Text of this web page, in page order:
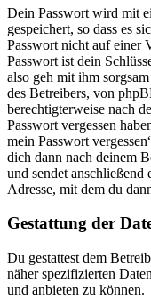
Dein Passwort wird mit
gespeichert, so dass es
Passwort nicht auf einer
Passwort ist dein
also geh mit ihm
des Betreibers, von
berechtigterweise nach
Passwort vergessen
mein Passwort
dich dann nach deinem
und sendet anschließend
Adresse, mit dem du
Gestattung der
Du gestattest dem
näher spezifizierten
und anbieten zu können.